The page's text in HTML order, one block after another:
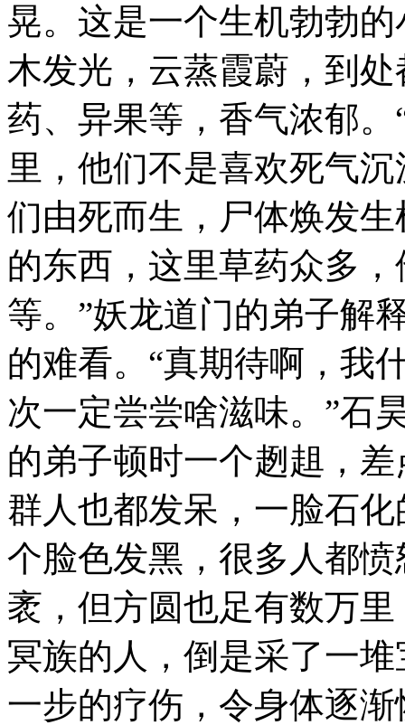
晃。这是一个生机勃勃
木发光，云蒸霞蔚，到
药、异果等，香气浓郁
里，他们不是喜欢死气
们由死而生，尸体焕发
的东西，这里草药众多
等。”妖龙道门的弟子解
的难看。“真期待啊，我
次一定尝尝啥滋味。”石
的弟子顿时一个趔趄，
群人也都发呆，一脸石
个脸色发黑，很多人都
袤，但方圆也足有数万
冥族的人，倒是采了一
一步的疗伤，令身体逐